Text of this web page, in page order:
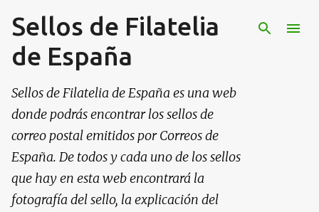
Ir al contenido principal
Sellos de Filatelia
de España
Sellos de Filatelia de España es una web
donde podrás encontrar los sellos de
correo postal emitidos por Correos de
España. De todos y cada uno de los sellos
que hay en esta web encontrará la
fotografía del sello, la explicación del